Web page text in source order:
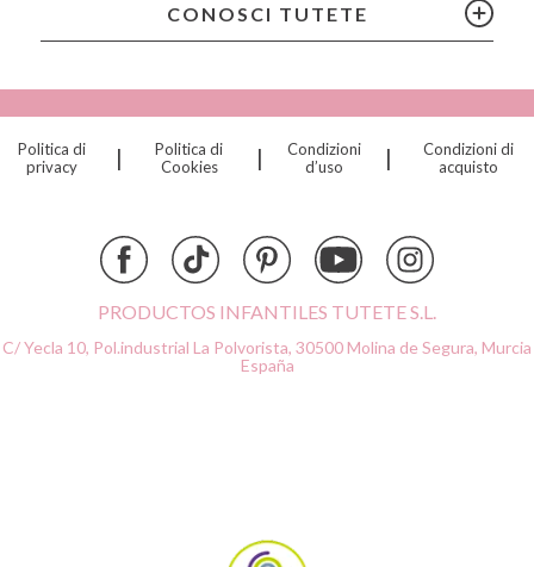
Cristina de Jos'h
Djeco
CONOSCI TUTETE
Politica di
privacy
|
Politica di
Cookies
|
Condizioni
d’uso
|
Condizioni di
acquisto
PRODUCTOS INFANTILES TUTETE S.L.
C/ Yecla 10, Pol.industrial La Polvorista, 30500 Molina de Segura, Murcia
España